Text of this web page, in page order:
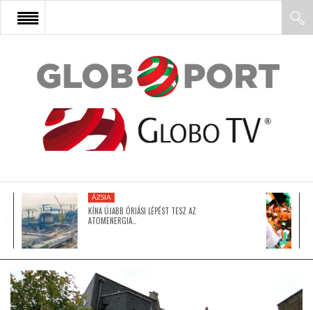
FŐOLDAL
AFRIKA
ÁZSIA
LATIN-AMERIKA
ÁZSIA
KÍNA ÚJABB ÓRIÁSI LÉPÉST TESZ AZ
ATOMENERGIA…